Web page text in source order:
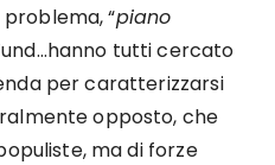
“piano
tutti cercato
per caratterizzarsi
opposto, che
ma di forze